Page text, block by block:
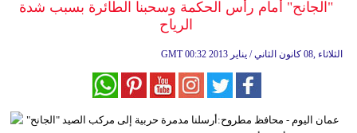
سياحة
"الجانح" أمام رأس الحكمة وسحبنا الطائرة بسبب شدة
الرياح
GMT 00:32 2013 الثلاثاء ,08 كانون الثاني / يناير